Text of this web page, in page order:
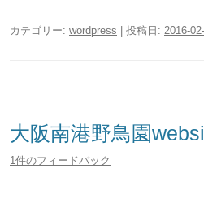
カテゴリー: wordpress | 投稿日: 2016-
大阪南港野鳥園
1件のフィードバック